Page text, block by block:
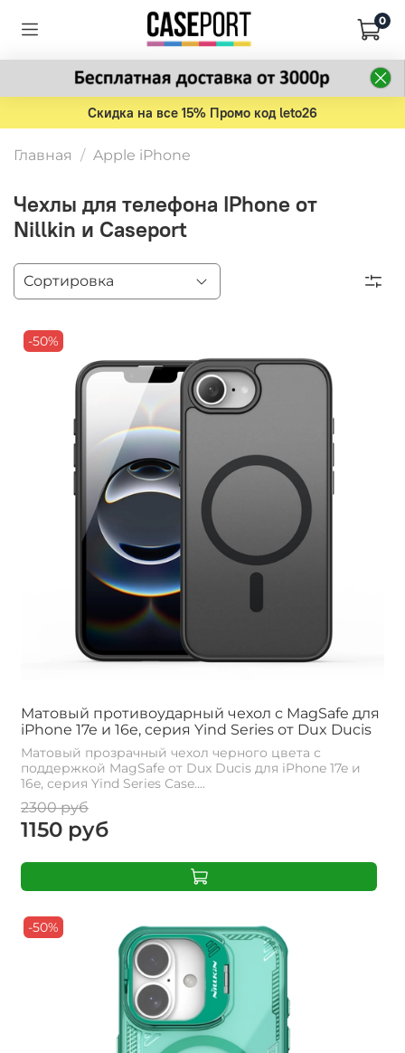
0
Скидка на все 15% Промо код leto26
Главная Apple iPhone
Чехлы для телефона IPhone от
Nillkin и Caseport
-50%
Матовый противоударный чехол с MagSafe для
iPhone 17e и 16e, серия Yind Series от Dux Ducis
Матовый прозрачный чехол черного цвета с
поддержкой MagSafe от Dux Ducis для iPhone 17e и
16e, серия Yind Series Case....
2300 руб
1150 руб
-50%